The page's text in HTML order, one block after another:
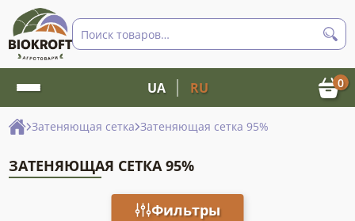
Поиск
товаров
UA RU 0
Затеняющая сетка Затеняющая сетка 95%
ЗАТЕНЯЮЩАЯ СЕТКА 95%
Фильтры